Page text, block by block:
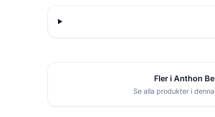
Fler i Anthon
Se alla produkter i